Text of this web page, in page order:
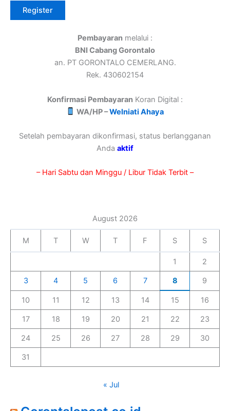
Pembayaran melalui :
BNI Cabang Gorontalo
an. PT GORONTALO CEMERLANG.
Rek. 430602154
Konfirmasi Pembayaran Koran Digital :
WA/HP –Welniati Ahaya
Setelah pembayaran dikonfirmasi, status berlangganan
Anda aktif
– Hari Sabtu dan Minggu / Libur Tidak Terbit –
August 2026
M T W T F S S
1 2
3 4 5 6 7 8 9
10 11 12 13 14 15 16
17 18 19 20 21 22 23
24 25 26 27 28 29 30
31
« Jul